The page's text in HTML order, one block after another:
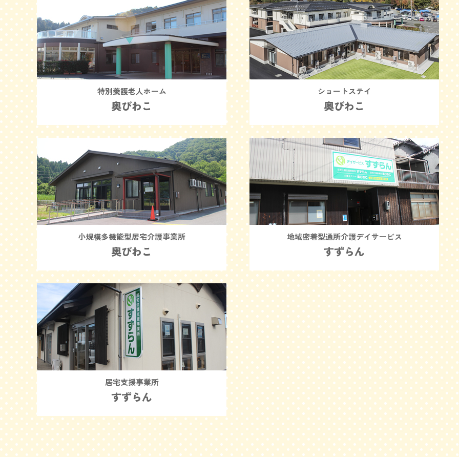
特別養護老人ホーム
奥びわこ
ショートステイ
奥びわこ
小規模多機能型居宅介護事業所
奥びわこ
地域密着型通所介護デイサービス
すずらん
居宅支援事業所
すずらん